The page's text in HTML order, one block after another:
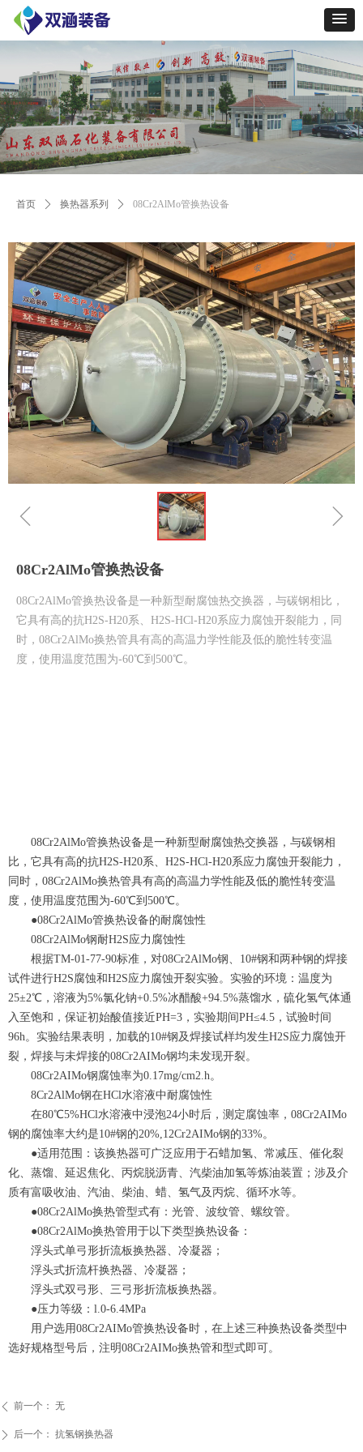
首页 ꄲ 换热器系列 ꄲ 08Cr2AlMo管换热设备
ꁆ ꁇ
08Cr2AlMo管换热设备
08Cr2AlMo管换热设备是一种新型耐腐蚀热交换器，与碳钢相比，
它具有高的抗H2S-H20系、H2S-HCl-H20系应力腐蚀开裂能力，同
时，08Cr2AlMo换热管具有高的高温力学性能及低的脆性转变温
度，使用温度范围为-60℃到500℃。
08Cr2AlMo管换热设备是一种新型耐腐蚀热交换器，与碳钢相
比，它具有高的抗H2S-H20系、H2S-HCl-H20系应力腐蚀开裂能力，
同时，08Cr2AlMo换热管具有高的高温力学性能及低的脆性转变温
度，使用温度范围为-60℃到500℃。
●08Cr2AlMo管换热设备的耐腐蚀性
08Cr2AlMo钢耐H2S应力腐蚀性
根据TM-01-77-90标准，对08Cr2AlMo钢、10#钢和两种钢的焊接
试件进行H2S腐蚀和H2S应力腐蚀开裂实验。实验的环境：温度为
25±2℃，溶液为5%氯化钠+0.5%冰醋酸+94.5%蒸馏水，硫化氢气体通
入至饱和，保证初始酸值接近PH=3，实验期间PH≤4.5，试验时间
96h。实验结果表明，加载的10#钢及焊接试样均发生H2S应力腐蚀开
裂，焊接与未焊接的08Cr2AIMo钢均未发现开裂。
08Cr2AIMo钢腐蚀率为0.17mg/cm2.h。
8Cr2AlMo钢在HCl水溶液中耐腐蚀性
在80℃5%HCl水溶液中浸泡24小时后，测定腐蚀率，08Cr2AIMo
钢的腐蚀率大约是10#钢的20%,12Cr2AIMo钢的33%。
●适用范围：该换热器可广泛应用于石蜡加氢、常减压、催化裂
化、蒸馏、延迟焦化、丙烷脱沥青、汽柴油加氢等炼油装置；涉及介
质有富吸收油、汽油、柴油、蜡、氢气及丙烷、循环水等。
●08Cr2AlMo换热管型式有：光管、波纹管、螺纹管。
●08Cr2AlMo换热管用于以下类型换热设备：
浮头式单弓形折流板换热器、冷凝器；
浮头式折流杆换热器、冷凝器；
浮头式双弓形、三弓形折流板换热器。
●压力等级：l.0-6.4MPa
用户选用08Cr2AIMo管换热设备时，在上述三种换热设备类型中
选好规格型号后，注明08Cr2AIMo换热管和型式即可。
Control Render
ControlType:productSlideBind Error:未将对象引用设置到对象的实例。
ꄴ 前一个： 无
ꄲ 后一个： 抗氢钢换热器